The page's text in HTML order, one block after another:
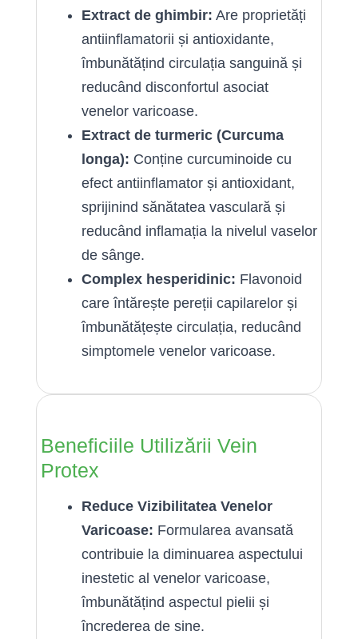
Extract de ghimbir: Are proprietăți
antiinflamatorii și antioxidante,
îmbunătățind circulația sanguină și
reducând disconfortul asociat
venelor varicoase.
Extract de turmeric (Curcuma
longa): Conține curcuminoide cu
efect antiinflamator și antioxidant,
sprijinind sănătatea vasculară și
reducând inflamația la nivelul vaselor
de sânge.
Complex hesperidinic: Flavonoid
care întărește pereții capilarelor și
îmbunătățește circulația, reducând
simptomele venelor varicoase.
Beneficiile Utilizării Vein
Protex
Reduce Vizibilitatea Venelor
Varicoase: Formularea avansată
contribuie la diminuarea aspectului
inestetic al venelor varicoase,
îmbunătățind aspectul pielii și
încrederea de sine.